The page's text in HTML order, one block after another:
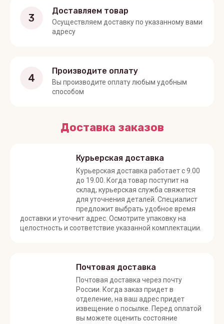
3
Доставляем товар
Осуществляем доставку по указанному вами
адресу
4
Производите оплату
Вы производите оплату любым удобным
способом
Доставка заказов
Курьерская доставка
Курьерская доставка работает с 9.00
до 19.00. Когда товар поступит на
склад, курьерская служба свяжется
для уточнения деталей. Специалист
предложит выбрать удобное время
доставки и уточнит адрес. Осмотрите упаковку на
целостность и соответствие указанной комплектации.
Почтовая доставка
Почтовая доставка через почту
России. Когда заказ придет в
отделение, на ваш адрес придет
извещение о посылке. Перед оплатой
вы можете оценить состояние